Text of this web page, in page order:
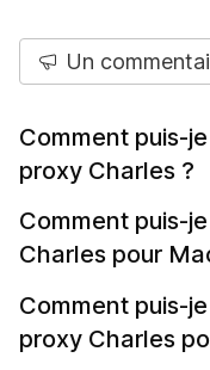
Un
Comment puis-
proxy Charles ?
Comment puis-
Charles pour
Comment puis-
proxy Charles